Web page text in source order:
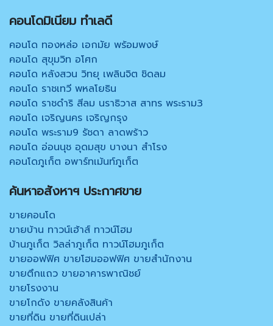
คอนโดมิเนียม ทำเลดี
คอนโด ทองหล่อ เอกมัย พร้อมพงษ์
คอนโด สุขุมวิท อโศก
คอนโด หลังสวน วิทยุ เพลินจิต ชิดลม
คอนโด ราชเทวี พหลโยธิน
คอนโด ราชดำริ สีลม นราธิวาส สาทร พระราม3
คอนโด เจริญนคร เจริญกรุง
คอนโด พระราม9 รัชดา ลาดพร้าว
คอนโด อ่อนนุช อุดมสุข บางนา สำโรง
คอนโดภูเก็ต อพาร์ทเม้นท์ภูเก็ต
ค้นหาอสังหาฯ ประกาศขาย
ขายคอนโด
ขายบ้าน ทาวน์เฮ้าส์ ทาวน์โฮม
บ้านภูเก็ต วิลล่าภูเก็ต ทาวน์โฮมภูเก็ต
ขายออฟฟิศ ขายโฮมออฟฟิศ ขายสำนักงาน
ขายตึกแถว ขายอาคารพาณิชย์
ขายโรงงาน
ขายโกดัง ขายคลังสินค้า
ขายที่ดิน ขายที่ดินเปล่า